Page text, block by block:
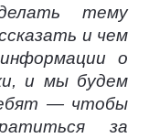
тему
и чем
о
и мы будем
— чтобы
за